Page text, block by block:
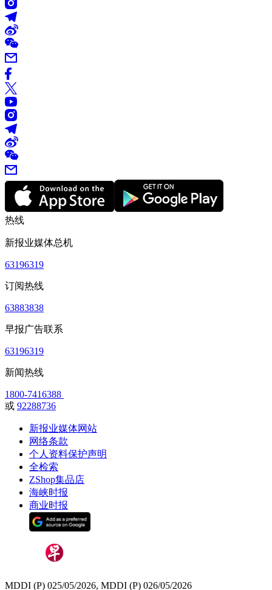
热线
新报业媒体总机
63196319
订阅热线
63883838
早报广告联系
63196319
新闻热线
1800-7416388
或 92288736
新报业媒体网站
网络条款
个人资料保护声明
全检索
ZShop集品店
海峡时报
商业时报
MDDI (P) 025/05/2026, MDDI (P) 026/05/2026